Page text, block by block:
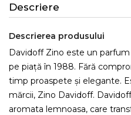
Descriere
Descrierea produsului
Davidoff Zino este un
pe piață în 1988. Fără
timp proaspete și elegante.
mărcii, Zino Davidoff.
aromata lemnoasa, care